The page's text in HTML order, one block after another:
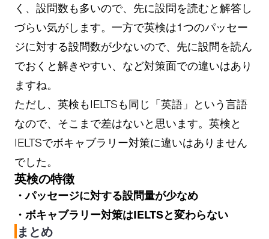
く、設問数も多いので、先に設問を読むと解答し
づらい気がします。一方で英検は1つのパッセー
ジに対する設問数が少ないので、先に設問を読ん
でおくと解きやすい、など対策面での違いはあり
ますね。
ただし、英検もIELTSも同じ「英語」という言語
なので、そこまで差はないと思います。英検と
IELTSでボキャブラリー対策に違いはありません
でした。
英検の特徴
・パッセージに対する設問量が少なめ
・ボキャブラリー対策はIELTSと変わらない
まとめ